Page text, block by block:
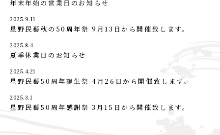
年末年始の営業日のお知らせ
2025.9.11
星野民藝秋の50周年祭 9月13日から開催致します。
2025.8.4
夏季休業日のお知らせ
2025.4.21
星野民藝50周年誕生祭 4月26日から開催致します。
2025.3.1
星野民藝50周年感謝祭 3月15日から開催致します。